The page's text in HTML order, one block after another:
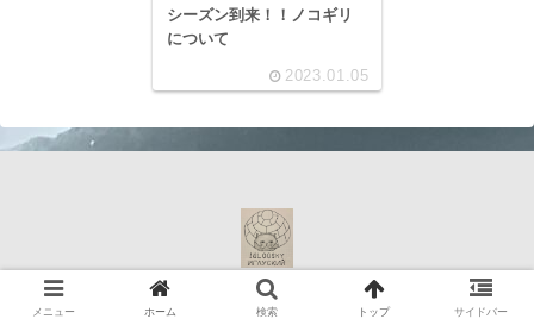
シーズン到来！！ノコギリ
について
2023.01.05
© 2021 やってみよう！イグルー登山.
メニュー ホーム 検索 トップ サイドバー